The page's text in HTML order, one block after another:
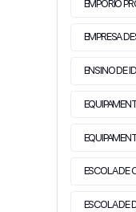
EMPORIO
EMPRESA
ENSINO DE
ESCOLA DE
ESCOLA DE